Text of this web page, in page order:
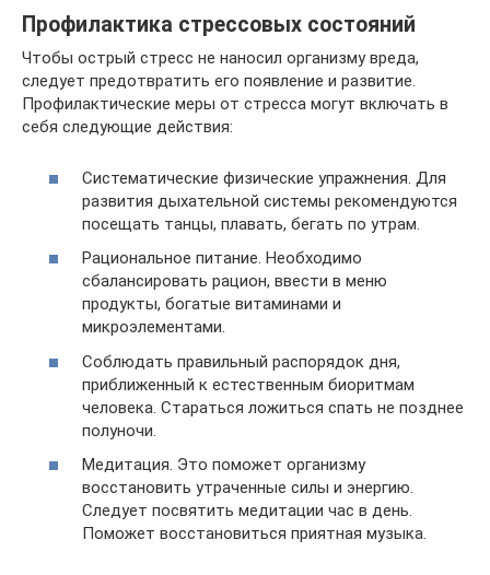
Профилактика стрессовых состояний
Чтобы острый стресс не наносил организму вреда,
следует предотвратить его появление и развитие.
Профилактические меры от стресса могут включать в
себя следующие действия:
Систематические физические упражнения. Для
развития дыхательной системы рекомендуются
посещать танцы, плавать, бегать по утрам.
Рациональное питание. Необходимо
сбалансировать рацион, ввести в меню
продукты, богатые витаминами и
микроэлементами.
Соблюдать правильный распорядок дня,
приближенный к естественным биоритмам
человека. Стараться ложиться спать не позднее
полуночи.
Медитация. Это поможет организму
восстановить утраченные силы и энергию.
Следует посвятить медитации час в день.
Поможет восстановиться приятная музыка.